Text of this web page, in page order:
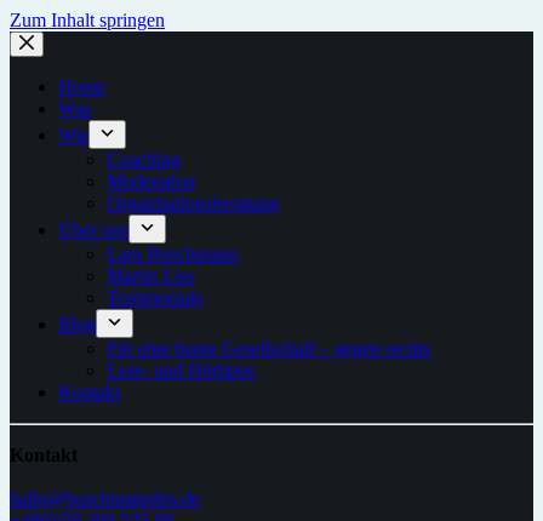
Zum Inhalt springen
Home
Was
Wie
Coaching
Moderation
Organisationsberatung
Über uns
Lara Buschmann
Martin Liss
Testimonials
Blog
Für eine bunte Gesellschaft – gegen rechts
Lese- und Hörtipps
Kontakt
Kontakt
hallo@buschmannliss.de